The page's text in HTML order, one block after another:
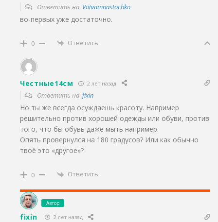
Ответить на Votvamnastochko
во-первых уже достаточно.
0 Ответить
Честные14см 2 лет назад
Ответить на fixin
Но ты же всегда осуждаешь красоту. Например
решительно против хорошей одежды или обуви, против
того, что бы обувь даже мыть например.
Опять провернулся на 180 градусов? Или как обычно
твоё это «другое»?
0 Ответить
Автор
fixin 2 лет назад